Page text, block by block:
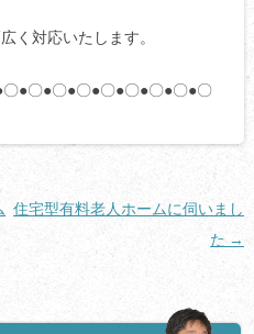
く対応いたします。
●〇●〇●〇●〇●〇●〇●〇●〇
住宅型有料老人ホームに伺いまし
た →